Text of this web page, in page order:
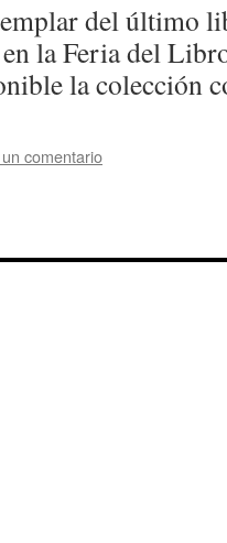
del último
la Feria del
la colección
comentario